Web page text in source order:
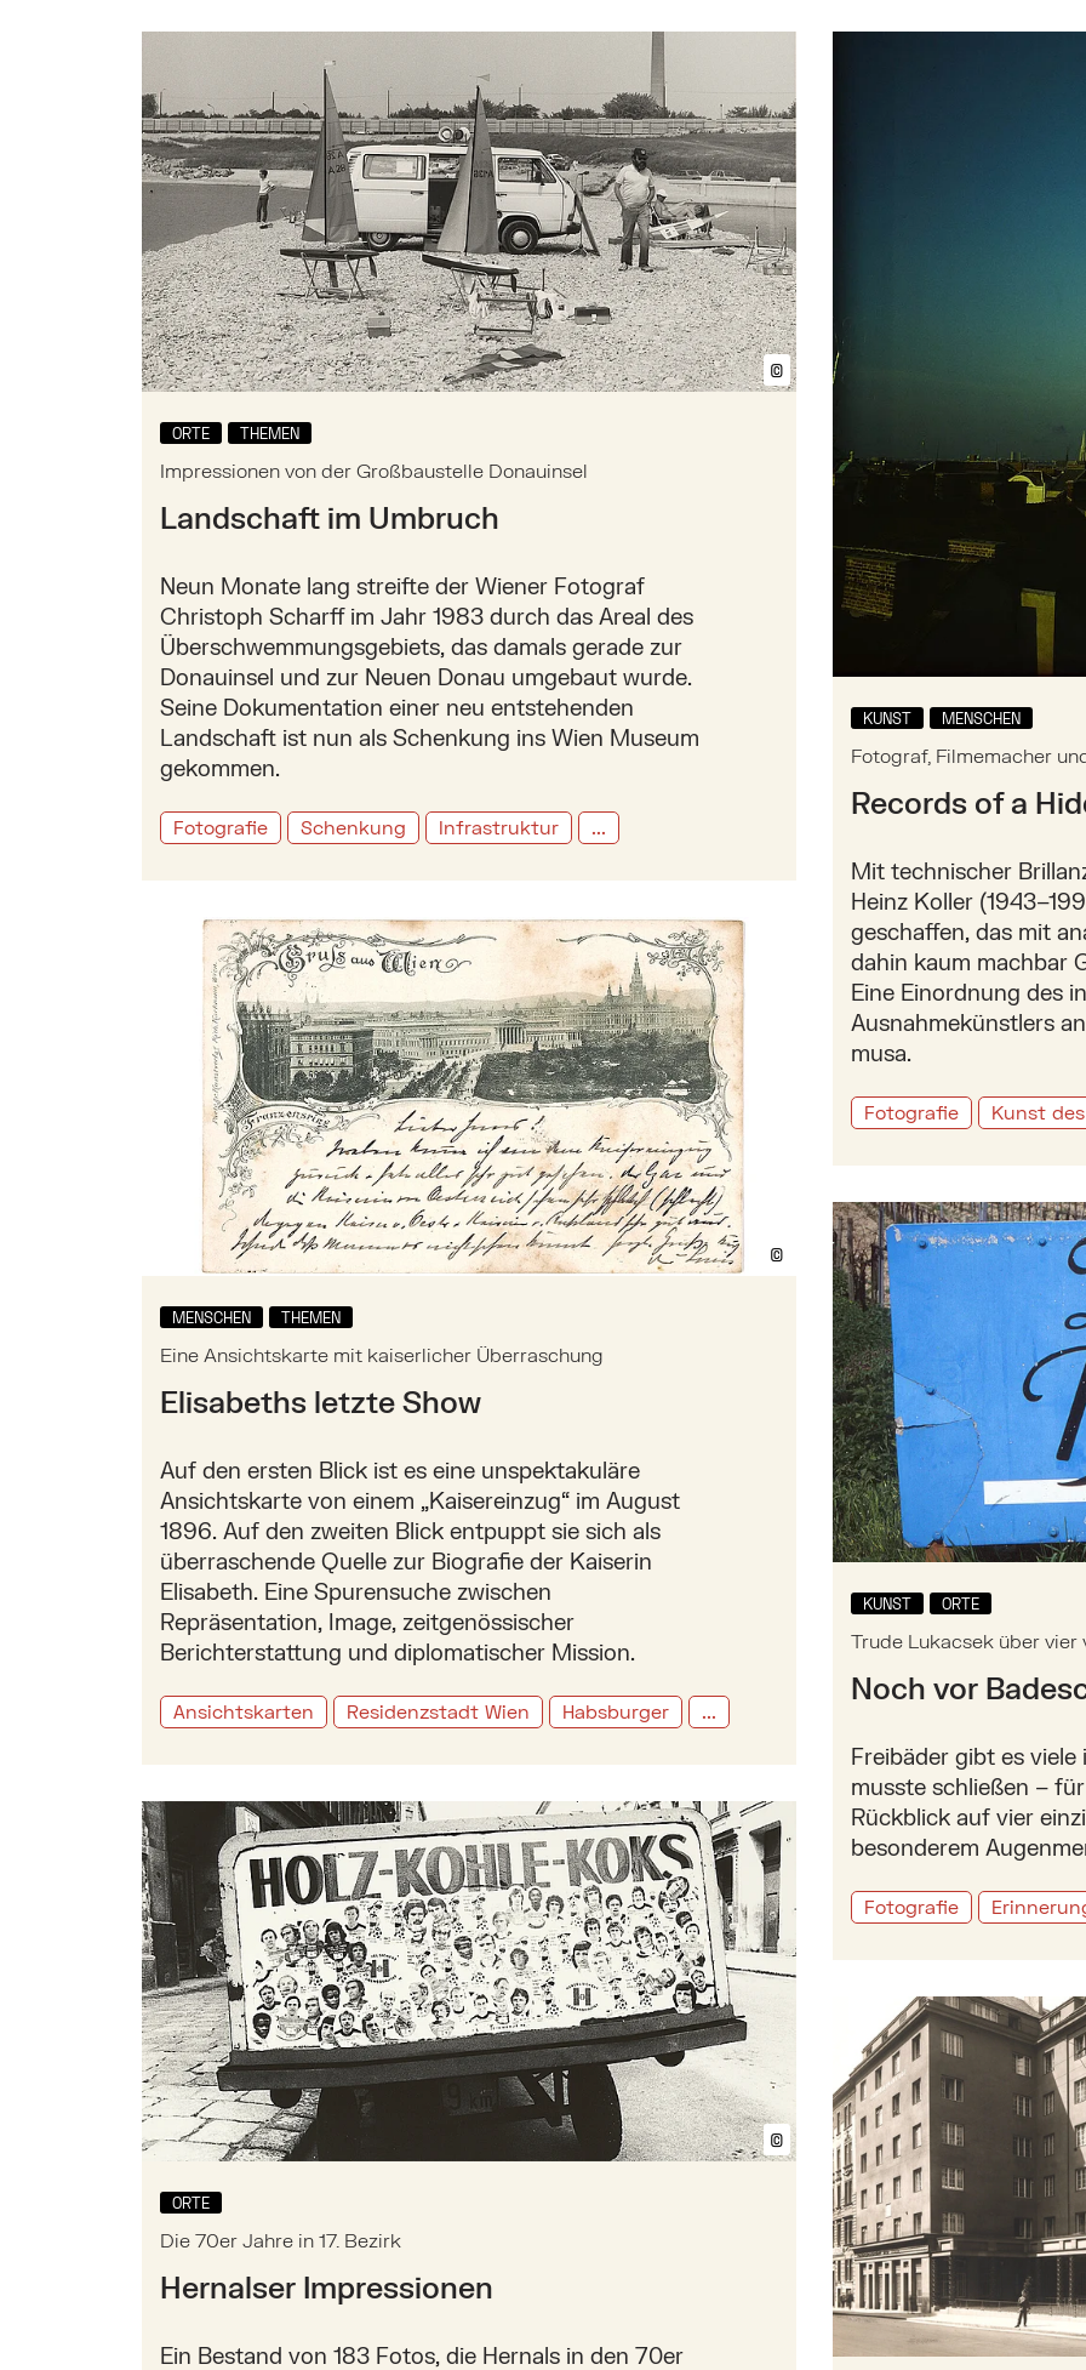
Hauptinhalt
© Bildtext anzeigen/ausblenden
ORTE THEMEN
Impressionen von der Großbaustelle Donauinsel
Landschaft im Umbruch
Neun Monate lang streifte der Wiener Fotograf
Christoph Scharff im Jahr 1983 durch das Areal des
Überschwemmungsgebiets, das damals gerade zur
Donauinsel und zur Neuen Donau umgebaut wurde.
Seine Dokumentation einer neu entstehenden
Landschaft ist nun als Schenkung ins Wien Museum
gekommen.
Fotografie Schenkung Infrastruktur
Mehr zu: Impressionen von der Großbaustelle Donauinsel
KUNST MENSCHEN
Fotograf, Filmemacher
Records of a
Mit technischer
Heinz Koller
geschaffen, das mit
dahin kaum machbar
Eine Einordnung des
Ausnahmekünstlers
musa.
Fotografie Kunst
Mehr zu: Fotograf,
© Bildtext anzeigen/ausblenden
MENSCHEN THEMEN
Eine Ansichtskarte mit kaiserlicher Überraschung
Elisabeths letzte Show
Auf den ersten Blick ist es eine unspektakuläre
Ansichtskarte von einem „Kaisereinzug“ im August
1896. Auf den zweiten Blick entpuppt sie sich als
überraschende Quelle zur Biografie der Kaiserin
Elisabeth. Eine Spurensuche zwischen
Repräsentation, Image, zeitgenössischer
Berichterstattung und diplomatischer Mission.
Ansichtskarten Residenzstadt Wien Habsburger ...
Mehr zu: Eine Ansichtskarte mit kaiserlicher Überraschung
KUNST ORTE
Trude Lukacsek über
Noch vor
Freibäder gibt es
musste schließen –
Rückblick auf vier
besonderem
Fotografie
Mehr zu: Trude
© Bildtext anzeigen/ausblenden
ORTE
Die 70er Jahre in 17. Bezirk
Hernalser Impressionen
Ein Bestand von 183 Fotos, die Hernals in den 70er
Mehr zu: Die 70er Jahre in 17. Bezirk
Mehr zu: Margit und